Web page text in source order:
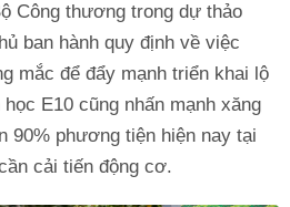
Công thương trong dự thảo
ban hành quy định về việc
mắc để đẩy mạnh triển khai lộ
E10 cũng nhấn mạnh xăng
90% phương tiện hiện nay tại
cải tiến động cơ.